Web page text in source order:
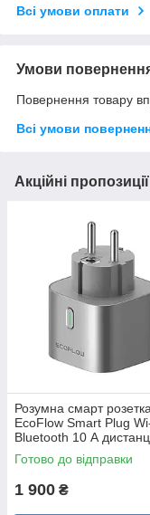
Всі умови оплати
Умови
Повернення товару
Всі умови
Акційні
Розумна смарт розетка
EcoFlow Smart Plug
Bluetooth 10 А
керування та
енергоспоживання
Готово до відправки
1 900 ₴